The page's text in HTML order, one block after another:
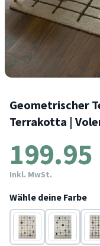
Geometrischer
Terrakotta |
199.95
Inkl. MwSt.
Wähle deine Farbe